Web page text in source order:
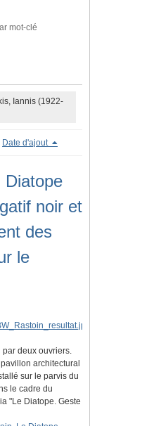
mot-clé
Iannis (1922-
Date d'ajout
Diatope
noir et
des
le
par deux ouvriers.
architectural
sur le parvis du
le cadre du
"Le Diatope. Geste